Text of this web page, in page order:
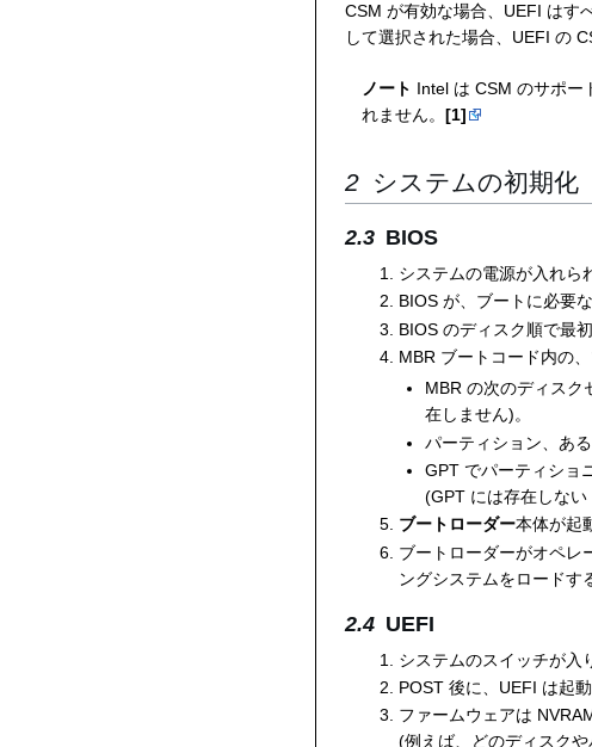
CSM が有効な場合、UEFI はす
して選択された場合、UEFI の
ノート Intel は CSM のサポー
れません。 [1]
システムの初期化
BIOS
システムの電源が入れら
BIOS が、ブートに必要
BIOS のディスク順で最
MBR ブートコード内の
MBR の次のディスク
在しません)。
パーティション、あ
GPT でパーティショ
(GPT には存在しない
ブートローダー本体が起
ブートローダーがオペレ
ングシステムをロードす
UEFI
システムのスイッチが入
POST 後に、UEFI は起
ファームウェアは
(例えば、どのディスク